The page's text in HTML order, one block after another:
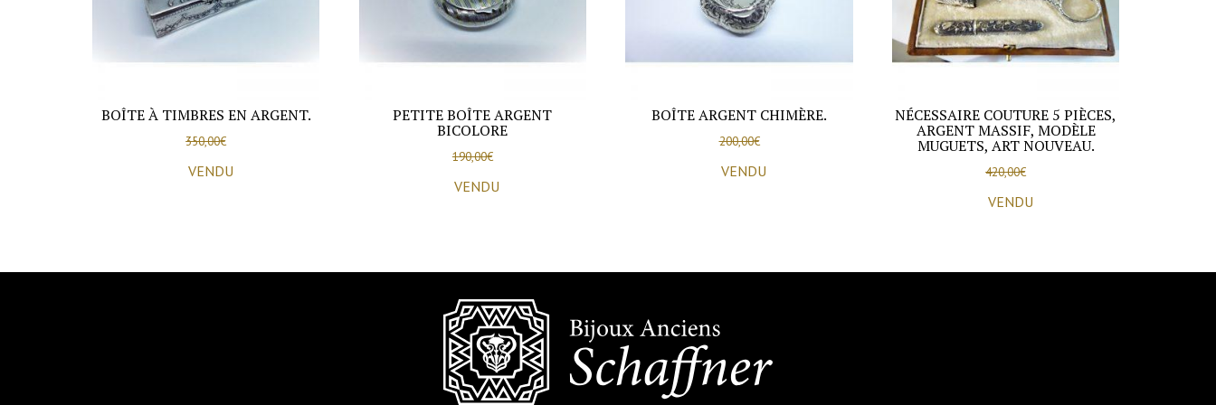
BOÎTE À TIMBRES EN ARGENT.
350,00€
VENDU
PETITE BOÎTE ARGENT
BICOLORE
190,00€
VENDU
BOÎTE ARGENT CHIMÈRE.
200,00€
VENDU
NÉCESSAIRE COUTURE 5 PIÈCES,
ARGENT MASSIF, MODÈLE
MUGUETS, ART NOUVEAU.
420,00€
VENDU